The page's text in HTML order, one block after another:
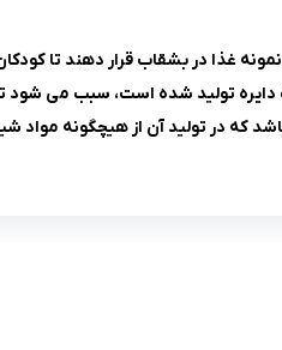
غذا در بشقاب قرار دهند تا
تولید شده است، سبب می شود
که در تولید آن از هیچگونه مواد